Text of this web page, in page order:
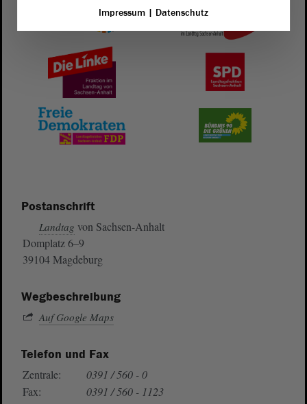
Postanschrift
Landtag von Sachsen-Anhalt
Domplatz 6–9
39104 Magdeburg
Wegbeschreibung
Auf Google Maps
Telefon und Fax
Zentrale:
0391 / 560 - 0
Fax:
0391 / 560 - 1123
Impressum| Datenschutz